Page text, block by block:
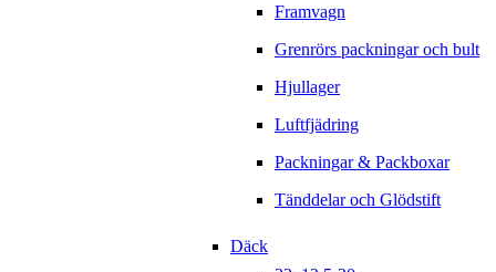
Framvagn
Grenrörs packningar och bult
Hjullager
Luftfjädring
Packningar & Packboxar
Tänddelar och Glödstift
Däck